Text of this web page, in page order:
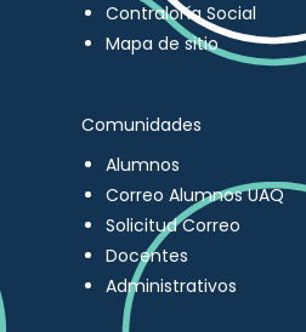
Contraloría Social
Mapa de sitio
Comunidades
Alumnos
Correo Alumnos UAQ
Solicitud Correo
Docentes
Administrativos